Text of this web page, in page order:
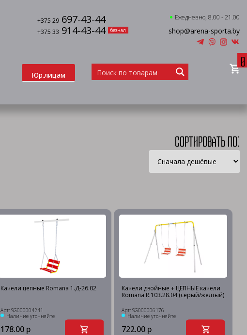
+375 29 697-43-44
+375 33 914-43-44 безнал
Ежедневно, 8.00 - 21.00
shop@arena-sporta.by
Юр.лицам
0
Сортировать по:
Качели цепные Romana 1.Д-26.02
Арт: SG000004241
Наличие уточняйте
178.00 р
Качели двойные + ЦЕПНЫЕ качели
Romana R.103.28.04 (серый/жёлтый)
Арт: SG000006176
Наличие уточняйте
722.00 р